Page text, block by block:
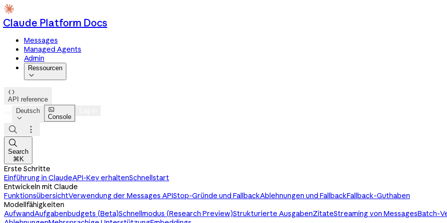
Claude Platform Docs
Messages
Managed Agents
Admin
Ressourcen


API reference
Deutsch


Console



Search
⌘K
Erste Schritte
Einführung in ClaudeAPI-Key erhaltenSchnellstart
Entwickeln mit Claude
FunktionsübersichtVerwendung der Messages APIStop-Gründe und FallbackAblehnungen und FallbackFallback-Guthaben
Modellfähigkeiten
AufwandAufgabenbudgets (Beta)Schnellmodus (Research Preview)Strukturierte AusgabenZitateStreaming von MessagesBatch-